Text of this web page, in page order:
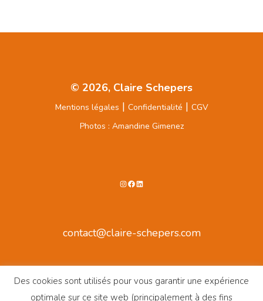
© 2026, Claire Schepers
Mentions légales | Confidentialité | CGV
Photos : Amandine Gimenez
Instagram
Facebook
LinkedIn
contact@claire-schepers.com
Des cookies sont utilisés pour vous garantir une expérience
optimale sur ce site web (principalement à des fins